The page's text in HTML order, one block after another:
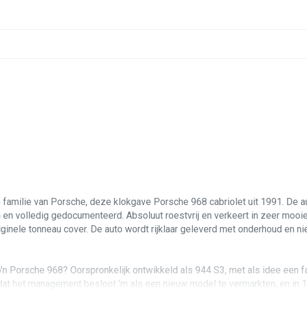
van Porsche, deze klokgave Porsche 968 cabriolet uit 1991. De
en volledig gedocumenteerd. Absoluut roestvrij en verkeert in zeer
tonneau cover. De auto wordt rijklaar geleverd met onderhoud en
Porsche 968? Oorspronkelijk ontwikkeld als 944 S3, met als idee een
het management besloot 'm als een nieuw model te vermarkten, en
uitperst. Deze drieliter variant van de M44-motor is een van de